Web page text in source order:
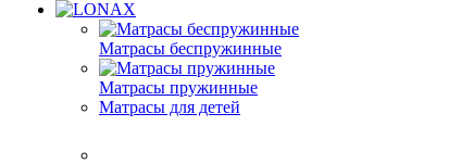
Матрасы беспружинные
Матрасы пружинные
Матрасы для детей